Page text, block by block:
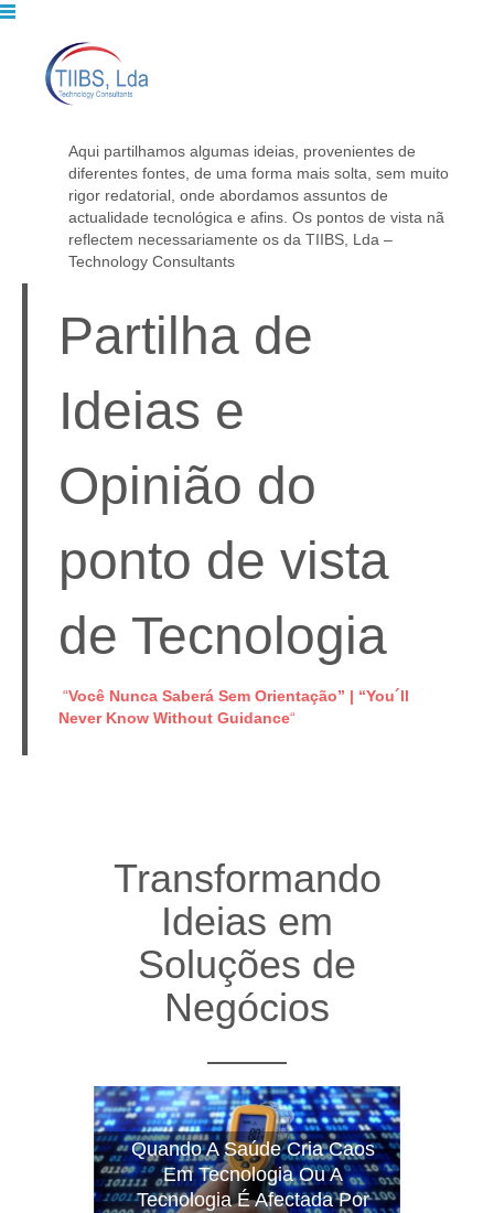
Aqui partilhamos algumas ideias, provenientes de
diferentes fontes, de uma forma mais solta, sem muito
rigor redatorial, onde abordamos assuntos de
actualidade tecnológica e afins. Os pontos de vista nã
reflectem necessariamente os da TIIBS, Lda –
Technology Consultants
Partilha de
Ideias e
Opinião do
ponto de vista
de Tecnologia
“Você Nunca Saberá Sem Orientação” | “You´ll
Never Know Without Guidance“
Transformando
Ideias em
Soluções de
Negócios
Quando A Saúde Cria Caos
Em Tecnologia Ou A
Tecnologia É Afectada Por